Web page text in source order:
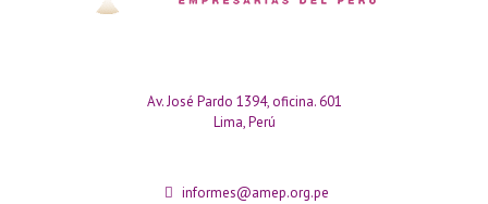
Av. José Pardo 1394, oficina. 601
Lima, Perú
informes@amep.org.pe